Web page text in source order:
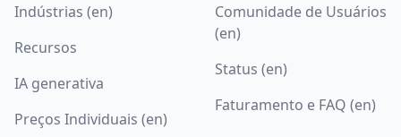
Indústrias (en)
Recursos
IA generativa
Preços Individuais (en)
Comunidade de Usuários
(en)
Status (en)
Faturamento e FAQ (en)